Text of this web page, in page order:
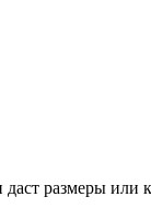
размеры или